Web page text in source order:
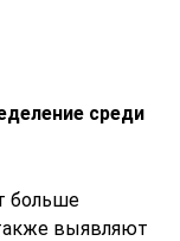
среди
больше
выявляют